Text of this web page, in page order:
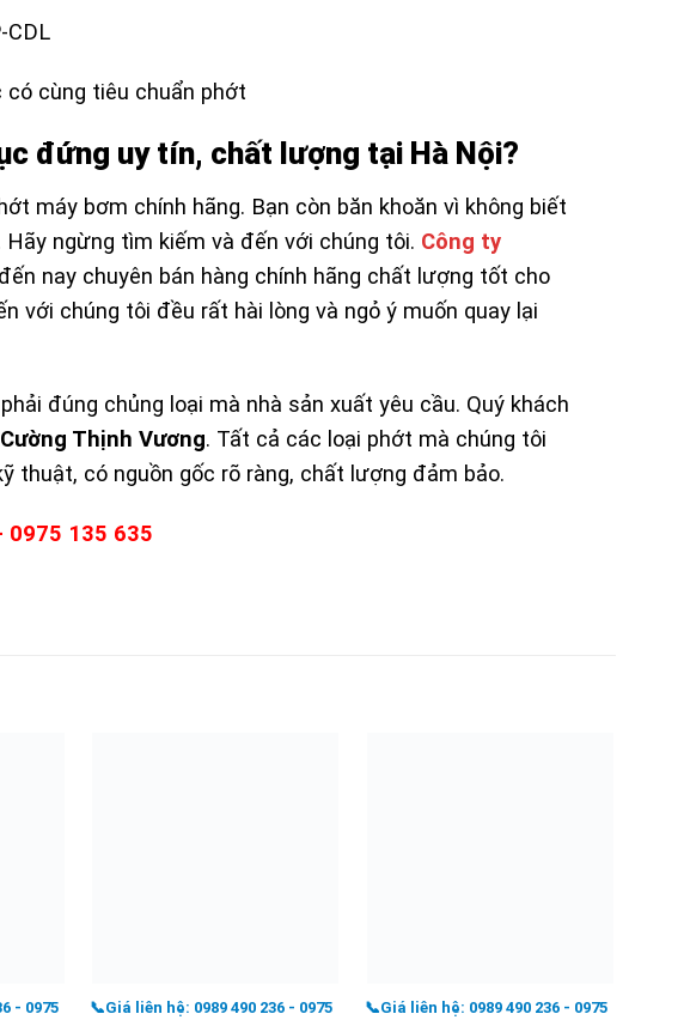
CDL
cùng tiêu chuẩn phớt
đứng uy tín, chất lượng tại Hà Nội?
máy bơm chính hãng. Bạn còn băn khoăn vì không biết
ngừng tìm kiếm và đến với chúng tôi. Công ty
nay chuyên bán hàng chính hãng chất lượng tốt cho
với chúng tôi đều rất hài lòng và ngỏ ý muốn quay lại
đúng chủng loại mà nhà sản xuất yêu cầu. Quý khách
Cường Thịnh Vương. Tất cả các loại phớt mà chúng tôi
thuật, có nguồn gốc rõ ràng, chất lượng đảm bảo.
0975 135 635
- 0975
📞Giá liên hệ: 0989 490 236 - 0975
📞Giá liên hệ: 0989 490 236 - 0975